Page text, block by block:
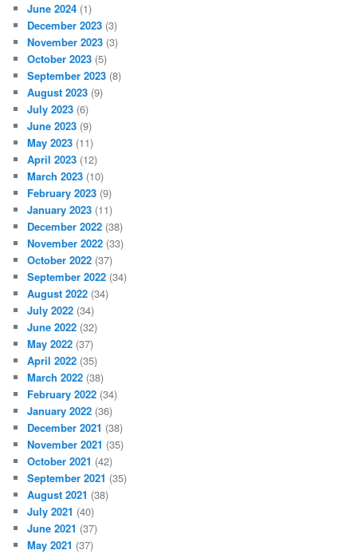
June 2024 (1)
December 2023 (3)
November 2023 (3)
October 2023 (5)
September 2023 (8)
August 2023 (9)
July 2023 (6)
June 2023 (9)
May 2023 (11)
April 2023 (12)
March 2023 (10)
February 2023 (9)
January 2023 (11)
December 2022 (38)
November 2022 (33)
October 2022 (37)
September 2022 (34)
August 2022 (34)
July 2022 (34)
June 2022 (32)
May 2022 (37)
April 2022 (35)
March 2022 (38)
February 2022 (34)
January 2022 (36)
December 2021 (38)
November 2021 (35)
October 2021 (42)
September 2021 (35)
August 2021 (38)
July 2021 (40)
June 2021 (37)
May 2021 (37)